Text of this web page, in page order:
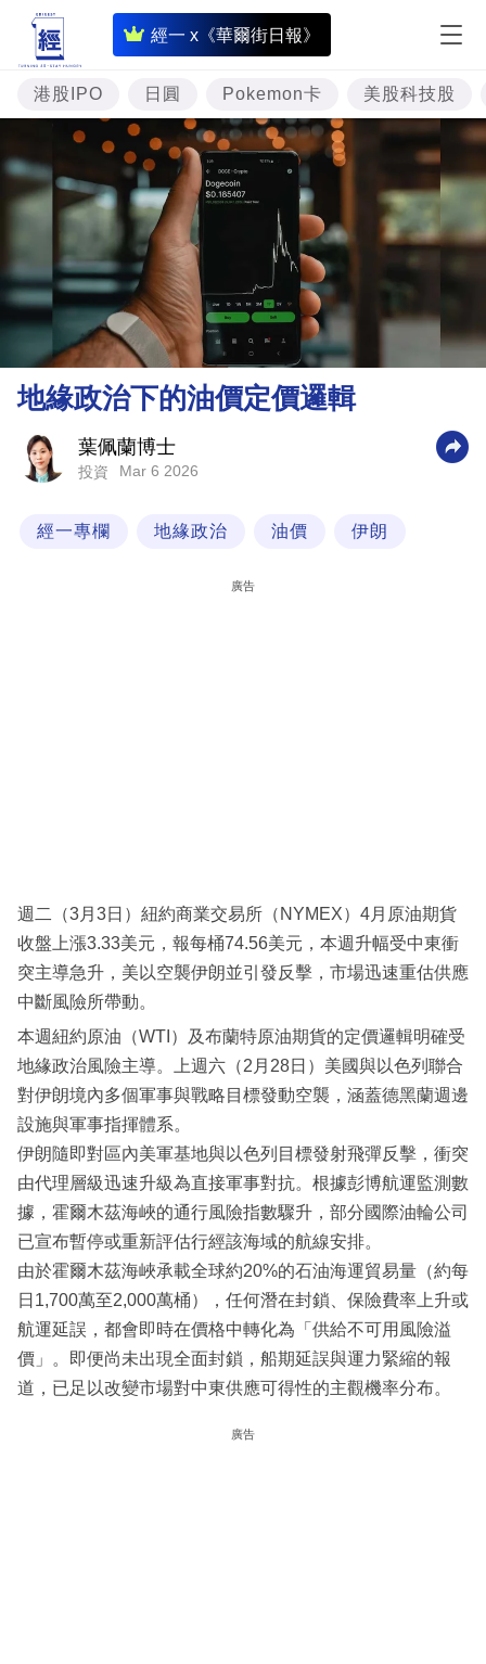
經一 x《華爾街日報》
即
時
財
經
專
題
投
資
樓
市
理
財
商
業
閱
專
區
港股IPO 日圓 Pokemon卡 美股科技股
地緣政治下的油價定價邏輯
葉佩蘭博士
投資 Mar 6 2026
經一專欄 地緣政治 油價 伊朗
廣告
週二（3月3日）紐約商業交易所（NYMEX）4月原油期貨
收盤上漲3.33美元，報每桶74.56美元，本週升幅受中東衝
突主導急升，美以空襲伊朗並引發反擊，市場迅速重估供應
中斷風險所帶動。
本週紐約原油（WTI）及布蘭特原油期貨的定價邏輯明確受
地緣政治風險主導。上週六（2月28日）美國與以色列聯合
對伊朗境內多個軍事與戰略目標發動空襲，涵蓋德黑蘭週邊
設施與軍事指揮體系。
伊朗隨即對區內美軍基地與以色列目標發射飛彈反擊，衝突
由代理層級迅速升級為直接軍事對抗。根據彭博航運監測數
據，霍爾木茲海峽的通行風險指數驟升，部分國際油輪公司
已宣布暫停或重新評估行經該海域的航線安排。
由於霍爾木茲海峽承載全球約20%的石油海運貿易量（約每
日1,700萬至2,000萬桶），任何潛在封鎖、保險費率上升或
航運延誤，都會即時在價格中轉化為「供給不可用風險溢
價」。即便尚未出現全面封鎖，船期延誤與運力緊縮的報
道，已足以改變市場對中東供應可得性的主觀機率分布。
廣告